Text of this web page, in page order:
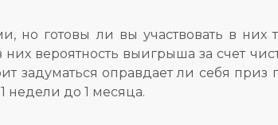
но готовы ли вы участвовать в них
вероятность выигрыша за счет
задуматься оправдает ли себя
недели до 1 месяца.